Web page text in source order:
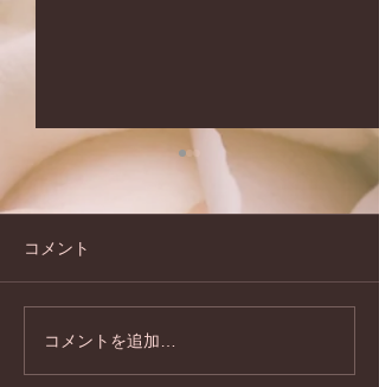
夏のキャンペーンのお知
らせです♪
コメント
コメントを追加…